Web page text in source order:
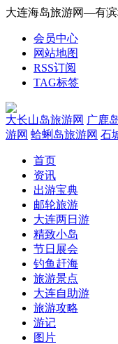
大连海岛旅游网—有滨
会员中心
网站地图
RSS订阅
TAG标签
大长山岛旅游网 广鹿
游网 蛤蜊岛旅游网 石
首页
资讯
出游宝典
邮轮旅游
大连两日游
精致小岛
节日展会
钓鱼赶海
旅游景点
大连自助游
旅游攻略
游记
图片